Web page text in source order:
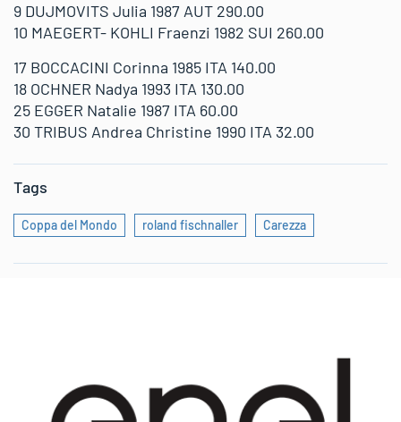
9 DUJMOVITS Julia 1987 AUT 290.00
10 MAEGERT- KOHLI Fraenzi 1982 SUI 260.00
17 BOCCACINI Corinna 1985 ITA 140.00
18 OCHNER Nadya 1993 ITA 130.00
25 EGGER Natalie 1987 ITA 60.00
30 TRIBUS Andrea Christine 1990 ITA 32.00
Tags
Coppa del Mondo roland fischnaller Carezza